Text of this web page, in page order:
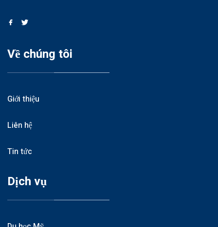
Về chúng tôi
Giới thiệu
Liên hệ
Tin tức
Dịch vụ